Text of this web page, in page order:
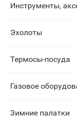
Инструменты,
Эхолоты
Термосы-посуда
Газовое
Зимние палатки